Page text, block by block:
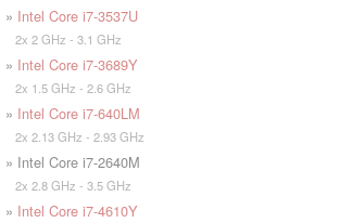
» Intel Core i7-3537U
2x 2 GHz - 3.1 GHz
» Intel Core i7-3689Y
2x 1.5 GHz - 2.6 GHz
» Intel Core i7-640LM
2x 2.13 GHz - 2.93 GHz
» Intel Core i7-2640M
2x 2.8 GHz - 3.5 GHz
» Intel Core i7-4610Y